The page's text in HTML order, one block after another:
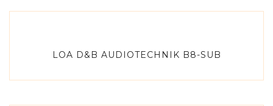
LOA D&B AUDIOTECHNIK B8-SUB